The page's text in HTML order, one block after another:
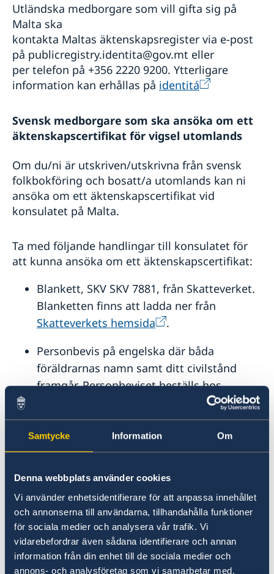
Samtycke Information Om
Denna webbplats använder cookies
Vi använder enhetsidentifierare för att anpassa innehållet
och annonserna till användarna, tillhandahålla funktioner
för sociala medier och analysera vår trafik. Vi
vidarebefordrar även sådana identifierare och annan
information från din enhet till de sociala medier och
annons- och analysföretag som vi samarbetar med.
Utländska medborgare som vill gifta sig på
Malta ska
kontakta Maltas äktenskapsregister via e-post
på publicregistry.identita@gov.mt eller
per telefon på +356 2220 9200. Ytterligare
information kan erhållas på identitá
Svensk medborgare som ska ansöka om ett
äktenskapscertifikat för vigsel utomlands
Om du/ni är utskriven/utskrivna från svensk
folkbokföring och bosatt/a utomlands kan ni
ansöka om ett äktenskapscertifikat vid
konsulatet på Malta.
Ta med följande handlingar till konsulatet för
att kunna ansöka om ett äktenskapscertifikat:
Blankett, SKV SKV 7881, från Skatteverket.
Blanketten finns att ladda ner från
Skatteverkets hemsida
.
Personbevis på engelska där båda
föräldrarnas namn samt ditt civilstånd
framgår. Personbeviset beställs hos
Skatteverket och får inte vara äldre än 3
månader. Beställ personbevis från
Skatteverket
här
bägge parter.
Intyg att du och din fästman/fästmö ej
registrerats som gifta på Malta under den
tiden ni bott på Malta. Bägge parter måste
uppvisa detta vid ansökan.